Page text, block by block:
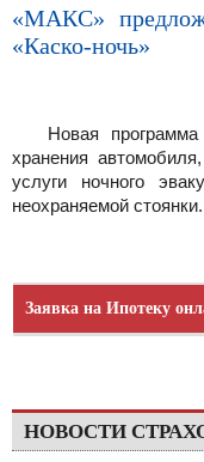
«МАКС»
«Каско-ночь»
Новая
хранения
услуги ночного
неохраняемой стоянки.
Заявка на Ипотеку
НОВОСТИ